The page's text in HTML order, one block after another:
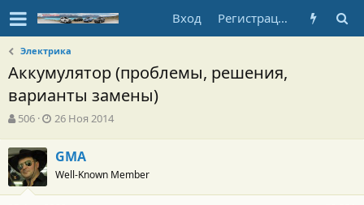
Вход Регистрация
Электрика
Аккумулятор (проблемы, решения,
варианты замены)
А
т
о
р
т
506
Д
а
н
26 Ноя 2014
GMA
Well-Known Member